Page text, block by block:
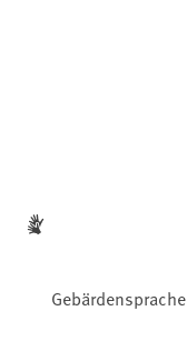
Gebärdensprache